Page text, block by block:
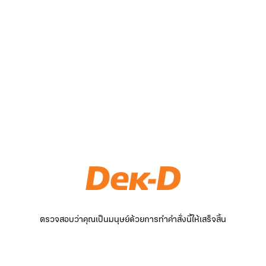
ตรวจสอบว่าคุณเป็นมนุษย์ด้วยการทำคำสั่งนี้ให้เสร็จสิ้น